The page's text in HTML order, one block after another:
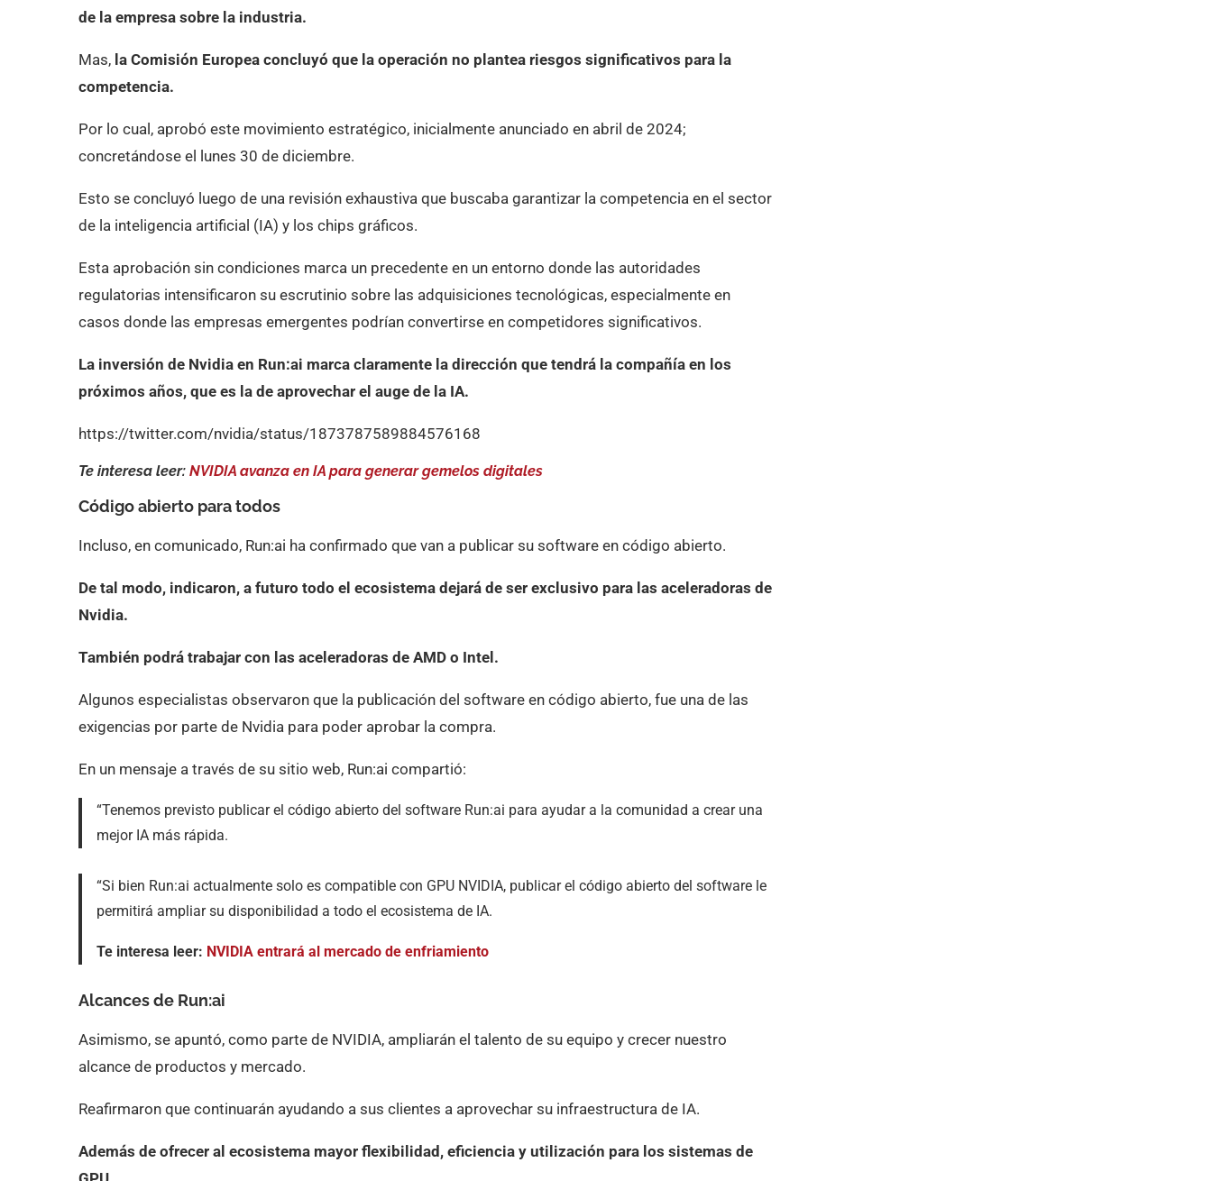
de la empresa sobre la industria.
Mas, la Comisión Europea concluyó que la operación no plantea riesgos significativos para la
competencia.
Por lo cual, aprobó este movimiento estratégico, inicialmente anunciado en abril de 2024;
concretándose el lunes 30 de diciembre.
Esto se concluyó luego de una revisión exhaustiva que buscaba garantizar la competencia en el sector
de la inteligencia artificial (IA) y los chips gráficos.
Esta aprobación sin condiciones marca un precedente en un entorno donde las autoridades
regulatorias intensificaron su escrutinio sobre las adquisiciones tecnológicas, especialmente en
casos donde las empresas emergentes podrían convertirse en competidores significativos.
La inversión de Nvidia en Run:ai marca claramente la dirección que tendrá la compañía en los
próximos años, que es la de aprovechar el auge de la IA.
https://twitter.com/nvidia/status/1873787589884576168
Te interesa leer: NVIDIA avanza en IA para generar gemelos digitales
Código abierto para todos
Incluso, en comunicado, Run:ai ha confirmado que van a publicar su software en código abierto.
De tal modo, indicaron, a futuro todo el ecosistema dejará de ser exclusivo para las aceleradoras de
Nvidia.
También podrá trabajar con las aceleradoras de AMD o Intel.
Algunos especialistas observaron que la publicación del software en código abierto, fue una de las
exigencias por parte de Nvidia para poder aprobar la compra.
En un mensaje a través de su sitio web, Run:ai compartió:
“Tenemos previsto publicar el código abierto del software Run:ai para ayudar a la comunidad a crear una
mejor IA más rápida.
“Si bien Run:ai actualmente solo es compatible con GPU NVIDIA, publicar el código abierto del software le
permitirá ampliar su disponibilidad a todo el ecosistema de IA.
Te interesa leer: NVIDIA entrará al mercado de enfriamiento
Alcances de Run:ai
Asimismo, se apuntó, como parte de NVIDIA, ampliarán el talento de su equipo y crecer nuestro
alcance de productos y mercado.
Reafirmaron que continuarán ayudando a sus clientes a aprovechar su infraestructura de IA.
Además de ofrecer al ecosistema mayor flexibilidad, eficiencia y utilización para los sistemas de